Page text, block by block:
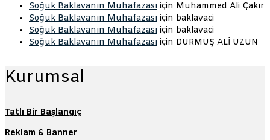
Soğuk Baklavanın Muhafazası için Muhammed Ali Çakır
Soğuk Baklavanın Muhafazası için baklavaci
Soğuk Baklavanın Muhafazası için baklavaci
Soğuk Baklavanın Muhafazası için DURMUŞ ALİ UZUN
Kurumsal
Tatlı Bir Başlangıç
Reklam & Banner